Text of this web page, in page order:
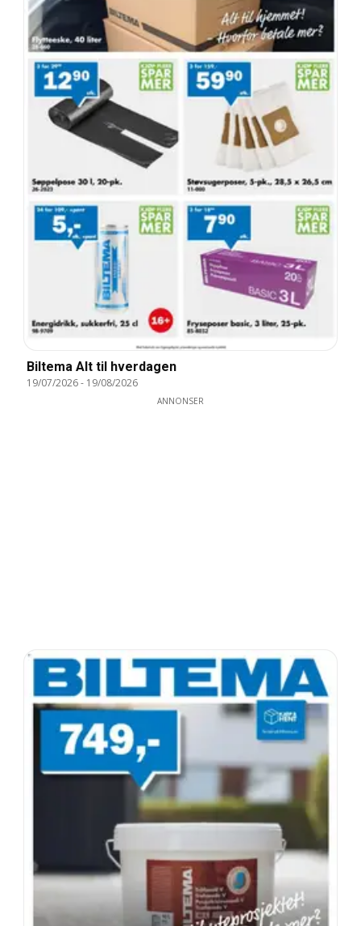
Biltema Alt til hverdagen
19/07/2026- 19/08/2026
ANNONSER